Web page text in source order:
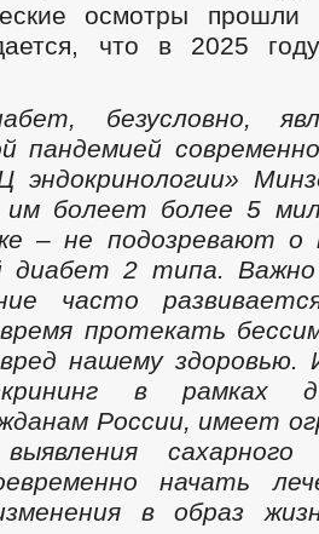
осмотры прошли
что в 2025
безусловно,
пандемией
болеет более 5
– не подозревают
диабет 2 типа.
часто
протекать
нашему здоровью.
в рамках
России, имеет
сахарного
начать
в образ